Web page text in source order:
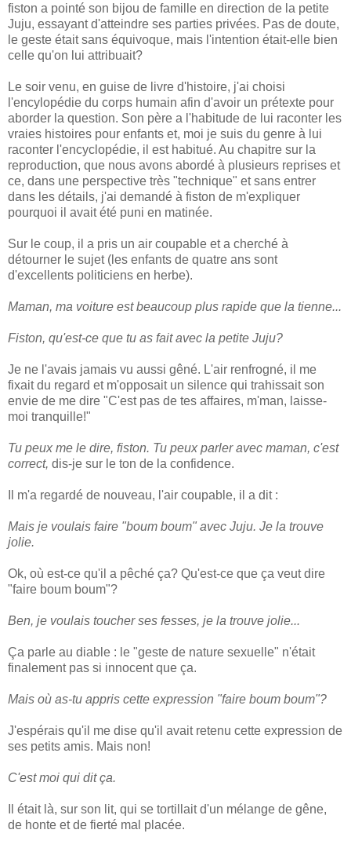
fiston a pointé son bijou de famille en direction de la petite
Juju, essayant d'atteindre ses parties privées. Pas de doute,
le geste était sans équivoque, mais l'intention était-elle bien
celle qu'on lui attribuait?
Le soir venu, en guise de livre d'histoire, j'ai choisi
l'encylopédie du corps humain afin d'avoir un prétexte pour
aborder la question. Son père a l'habitude de lui raconter les
vraies histoires pour enfants et, moi je suis du genre à lui
raconter l'encyclopédie, il est habitué. Au chapitre sur la
reproduction, que nous avons abordé à plusieurs reprises et
ce, dans une perspective très "technique" et sans entrer
dans les détails, j'ai demandé à fiston de m'expliquer
pourquoi il avait été puni en matinée.
Sur le coup, il a pris un air coupable et a cherché à
détourner le sujet (les enfants de quatre ans sont
d'excellents politiciens en herbe).
Maman, ma voiture est beaucoup plus rapide que la tienne...
Fiston, qu'est-ce que tu as fait avec la petite Juju?
Je ne l'avais jamais vu aussi gêné. L'air renfrogné, il me
fixait du regard et m'opposait un silence qui trahissait son
envie de me dire "C'est pas de tes affaires, m'man, laisse-
moi tranquille!"
Tu peux me le dire, fiston. Tu peux parler avec maman, c'est
correct, dis-je sur le ton de la confidence.
Il m'a regardé de nouveau, l'air coupable, il a dit :
Mais je voulais faire "boum boum" avec Juju. Je la trouve
jolie.
Ok, où est-ce qu'il a pêché ça? Qu'est-ce que ça veut dire
"faire boum boum"?
Ben, je voulais toucher ses fesses, je la trouve jolie...
Ça parle au diable : le "geste de nature sexuelle" n'était
finalement pas si innocent que ça.
Mais où as-tu appris cette expression "faire boum boum"?
J'espérais qu'il me dise qu'il avait retenu cette expression de
ses petits amis. Mais non!
C'est moi qui dit ça.
Il était là, sur son lit, qui se tortillait d'un mélange de gêne,
de honte et de fierté mal placée.